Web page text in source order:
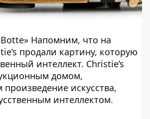
Botte» Напомним, что на
продали картину, которую
интеллект. Christie’s
домом,
искусства,
интеллектом.